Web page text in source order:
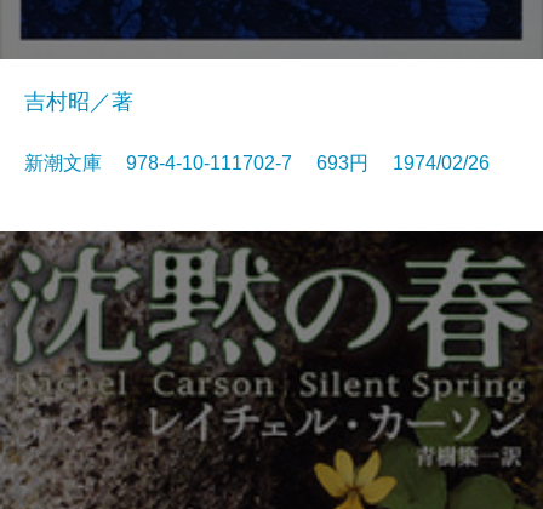
吉村昭／著
新潮文庫 978-4-10-111702-7 693円 1974/02/26